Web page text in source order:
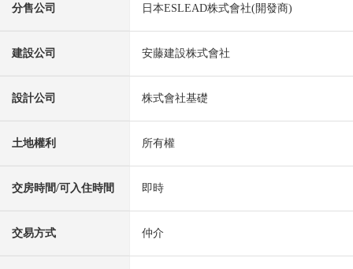
分售公司 日本ESLEAD株式會社(開發商)
建設公司 安藤建設株式會社
設計公司 株式會社基礎
土地權利 所有權
交房時間/可入住時間 即時
交易方式 仲介